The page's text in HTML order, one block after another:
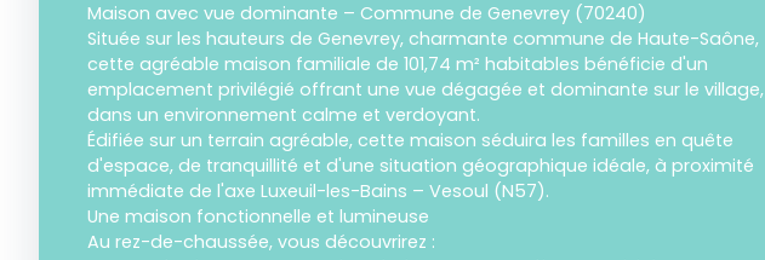
Maison avec vue dominante – Commune de Genevrey (70240)
Située sur les hauteurs de Genevrey, charmante commune de Haute-Saône,
cette agréable maison familiale de 101,74 m² habitables bénéficie d'un
emplacement privilégié offrant une vue dégagée et dominante sur le village,
dans un environnement calme et verdoyant.
Édifiée sur un terrain agréable, cette maison séduira les familles en quête
d'espace, de tranquillité et d'une situation géographique idéale, à proximité
immédiate de l'axe Luxeuil-les-Bains – Vesoul (N57).
Une maison fonctionnelle et lumineuse
Au rez-de-chaussée, vous découvrirez :